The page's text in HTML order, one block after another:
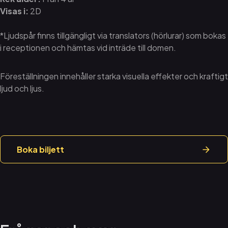
Visas i: 2D
*Ljudspår finns tillgängligt via translators (hörlurar) som bokas
i receptionen och hämtas vid inträde till domen.
Föreställningen innehåller starka visuella effekter och kraftigt
ljud och ljus.
Boka biljett